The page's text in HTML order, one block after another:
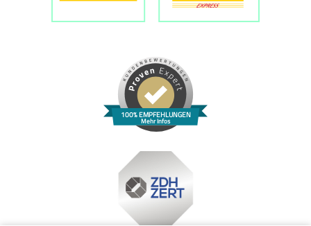
100% EMPFEHLUNGEN
Mehr Infos